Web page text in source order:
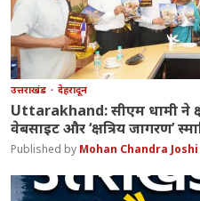
उत्तराखंड देहरादून
Uttarakhand: सीएम धामी ने
वेबसाइट और ‘क्षत्रिय जागरण’
Mohan Chandra Joshi